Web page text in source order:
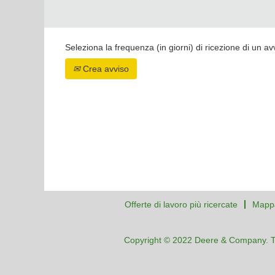
Seleziona la frequenza (in giorni) di ricezione di un
Crea avviso
Offerte di lavoro più ricercate
Copyright © 2022 Deere & Company.